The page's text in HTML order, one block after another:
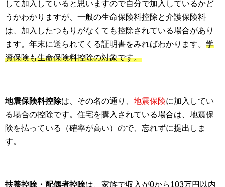
して加入していると思いますので自分で加入しているかど
うかわかりますが、一般の生命保険料控除と介護保険料
は、加入したつもりがなくても控除されている場合があり
ます。年末に送られてくる証明書をみればわかります。 学
資保険も生命保険料控除の対象です。
地震保険料控除は、その名の通り、 地震保険に加入してい
る場合の控除です。住宅を購入されている場合は、地震保
険を払っている（確率が高い）ので、忘れずに提出しま
す。
扶養控除・配偶者控除は、家族で収入が0から103万円以内